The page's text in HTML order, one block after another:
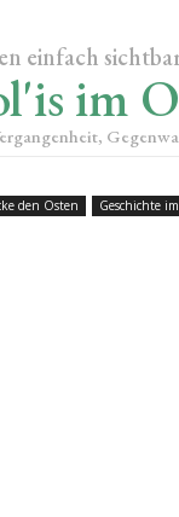
einfach
im
den Osten Geschichte